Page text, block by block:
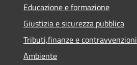
Educazione e formazione
Giustizia e sicurezza pubblica
Tributi,finanze e contravvenzioni
Ambiente